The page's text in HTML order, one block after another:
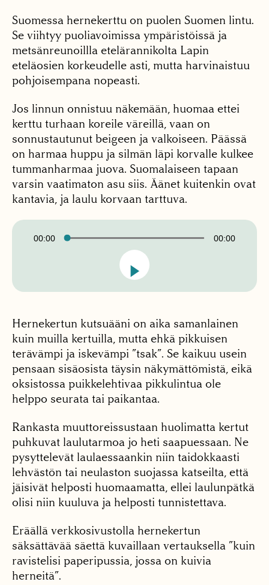
Suomessa hernekerttu on puolen Suomen lintu.
Se viihtyy puoliavoimissa ympäristöissä ja
metsänreunoillla etelärannikolta Lapin
eteläosien korkeudelle asti, mutta harvinaistuu
pohjoisempana nopeasti.
Jos linnun onnistuu näkemään, huomaa ettei
kerttu turhaan koreile väreillä, vaan on
sonnustautunut beigeen ja valkoiseen. Päässä
on harmaa huppu ja silmän läpi korvalle kulkee
tummanharmaa juova. Suomalaiseen tapaan
varsin vaatimaton asu siis. Äänet kuitenkin ovat
kantavia, ja laulu korvaan tarttuva.
Äänitoistin
00:00 00:00
Hernekertun kutsuääni on aika samanlainen
kuin muilla kertuilla, mutta ehkä pikkuisen
terävämpi ja iskevämpi ”tsak”. Se kaikuu usein
pensaan sisäosista täysin näkymättömistä, eikä
oksistossa puikkelehtivaa pikkulintua ole
helppo seurata tai paikantaa.
Rankasta muuttoreissustaan huolimatta kertut
puhkuvat laulutarmoa jo heti saapuessaan. Ne
pysyttelevät laulaessaankin niin taidokkaasti
lehvästön tai neulaston suojassa katseilta, että
jäisivät helposti huomaamatta, ellei laulunpätkä
olisi niin kuuluva ja helposti tunnistettava.
Eräällä verkkosivustolla hernekertun
säksättävää säettä kuvaillaan vertauksella ”kuin
ravistelisi paperipussia, jossa on kuivia
herneitä”.